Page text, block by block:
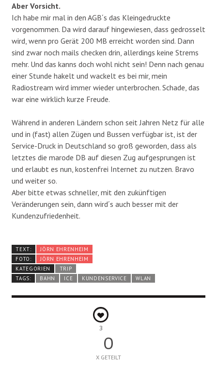
Aber Vorsicht.
Ich habe mir mal in den AGB´s das Kleingedruckte
vorgenommen. Da wird darauf hingewiesen, dass gedrosselt
wird, wenn pro Gerät 200 MB erreicht worden sind. Dann
sind zwar noch mails checken drin, allerdings keine Strems
mehr. Und das kanns doch wohl nicht sein! Denn nach genau
einer Stunde hakelt und wackelt es bei mir, mein
Radiostream wird immer wieder unterbrochen. Schade, das
war eine wirklich kurze Freude.
Während in anderen Ländern schon seit Jahren Netz für alle
und in (fast) allen Zügen und Bussen verfügbar ist, ist der
Service-Druck in Deutschland so groß geworden, dass als
letztes die marode DB auf diesen Zug aufgesprungen ist
und erlaubt es nun, kostenfrei Internet zu nutzen. Bravo
und weiter so.
Aber bitte etwas schneller, mit den zukünftigen
Veränderungen sein, dann wird´s auch besser mit der
Kundenzufriedenheit.
TEXT:
JÖRN EHRENHEIM
FOTO:
JÖRN EHRENHEIM
KATEGORIEN
TRIP
TAGS:
BAHN ICE KUNDENSERVICE WLAN
3
0
X GETEILT